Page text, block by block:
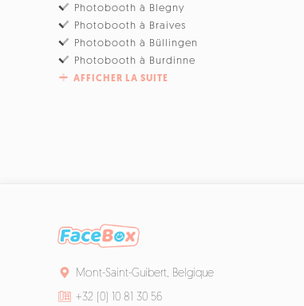
Photobooth à Blegny
Photobooth à Braives
Photobooth à Büllingen
Photobooth à Burdinne
AFFICHER LA SUITE
Mont-Saint-Guibert, Belgique
+32 (0) 10 81 30 56